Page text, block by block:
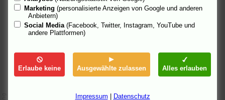
Tipps bei TV Spielfilmund beim Standard
16.9.05 18:18
Marketing (personalisierte Anzeigen von Google und anderen
Anbietern)
Social Media (Facebook, Twitter, Instagram, YouTube und
andere Plattformen)
Erlaube keine Ausgewählte zulassen Alles erlauben
Impressum Datenschutz